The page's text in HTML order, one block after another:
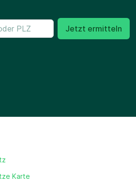
Jetzt ermitteln
Karte